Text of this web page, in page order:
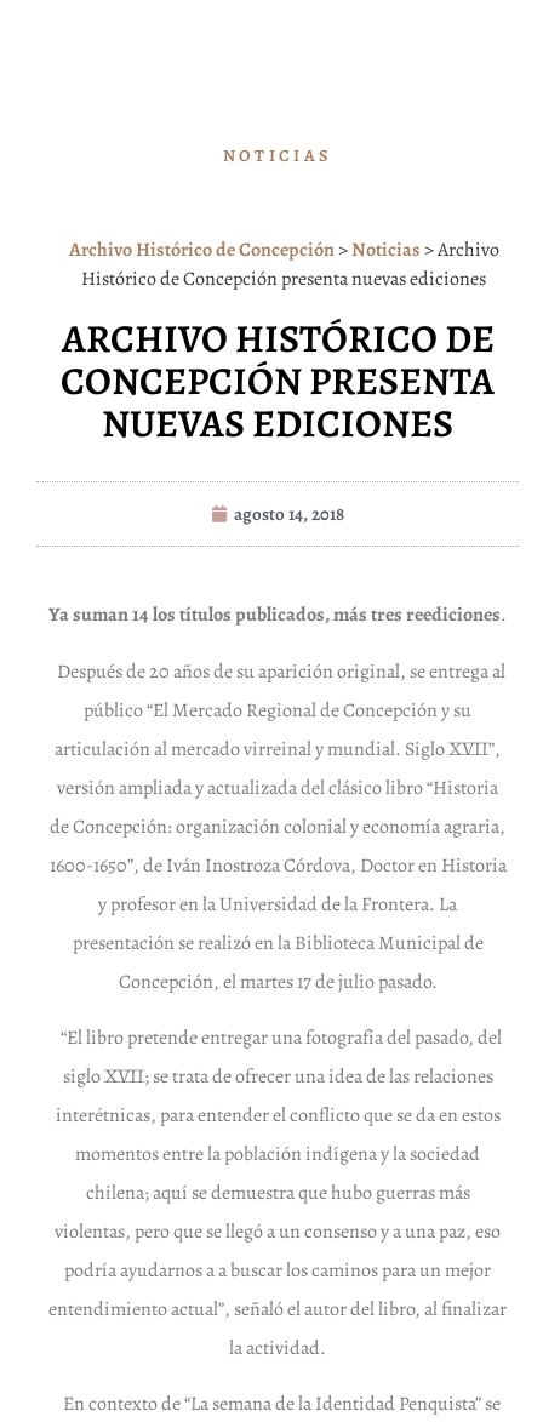
NOTICIAS
Archivo Histórico de Concepción>Noticias >Archivo
Histórico de Concepción presenta nuevas ediciones
ARCHIVO HISTÓRICO DE
CONCEPCIÓN PRESENTA
NUEVAS EDICIONES
agosto 14, 2018
Ya suman 14 los títulos publicados, más tres reediciones.
Después de 20 años de su aparición original, se entrega al
público “El Mercado Regional de Concepción y su
articulación al mercado virreinal y mundial. Siglo XVII”,
versión ampliada y actualizada del clásico libro “Historia
de Concepción: organización colonial y economía agraria,
1600-1650”, de Iván Inostroza Córdova, Doctor en Historia
y profesor en la Universidad de la Frontera. La
presentación se realizó en la Biblioteca Municipal de
Concepción, el martes 17 de julio pasado.
“El libro pretende entregar una fotografía del pasado, del
siglo XVII; se trata de ofrecer una idea de las relaciones
interétnicas, para entender el conflicto que se da en estos
momentos entre la población indígena y la sociedad
chilena; aquí se demuestra que hubo guerras más
violentas, pero que se llegó a un consenso y a una paz, eso
podría ayudarnos a a buscar los caminos para un mejor
entendimiento actual”, señaló el autor del libro, al finalizar
la actividad.
En contexto de “La semana de la Identidad Penquista” se